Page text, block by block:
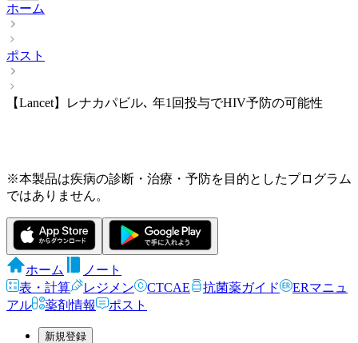
ホーム
ポスト
【Lancet】レナカパビル､ 年1回投与でHIV予防の可能性
※本製品は疾病の診断・治療・予防を目的としたプログラム
ではありません。
ホーム
ノート
表・計算
レジメン CTCAE 抗菌薬ガイド
ERマニュ
アル
薬剤情報 ポスト
新規登録